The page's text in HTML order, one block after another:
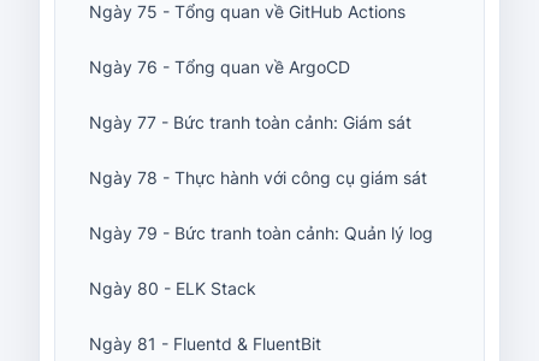
Ngày 75 - Tổng quan về GitHub Actions
Ngày 76 - Tổng quan về ArgoCD
Ngày 77 - Bức tranh toàn cảnh: Giám sát
Ngày 78 - Thực hành với công cụ giám sát
Ngày 79 - Bức tranh toàn cảnh: Quản lý log
Ngày 80 - ELK Stack
Ngày 81 - Fluentd & FluentBit